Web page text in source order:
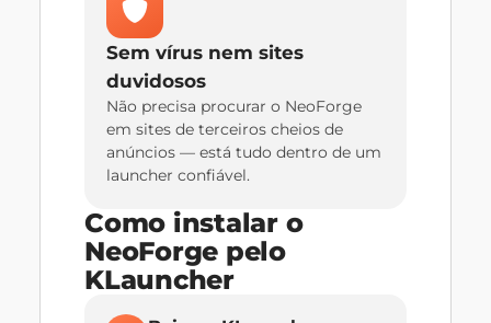
Sem vírus nem sites
duvidosos
Não precisa procurar o NeoForge
em sites de terceiros cheios de
anúncios — está tudo dentro de um
launcher confiável.
Como instalar o
NeoForge pelo
KLauncher